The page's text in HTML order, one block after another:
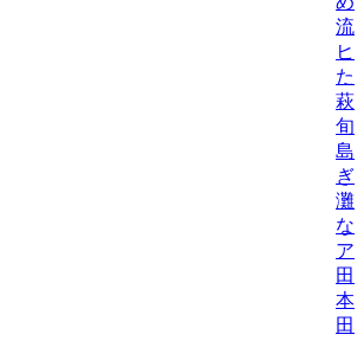
流
ヒ
た
萩
旬/
島
ぎ
灘
な
ア
田
本
田